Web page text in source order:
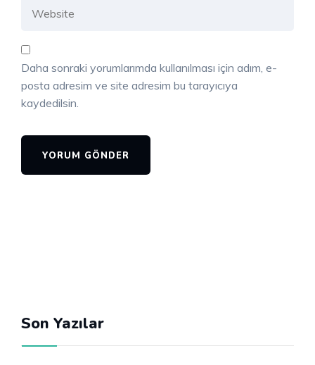
Daha sonraki yorumlarımda kullanılması için adım, e-
posta adresim ve site adresim bu tarayıcıya
kaydedilsin.
Son Yazılar